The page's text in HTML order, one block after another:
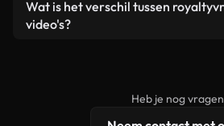
een losstaand product.
remixen. Zorg er wel voor dat
Wat is het verschil tussen
video's?
licentiebescherming omvat.
Heb je nog